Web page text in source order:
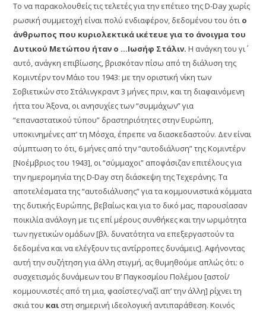
Το να παρακολουθείς τις τελετές για την επέτιεο της D-Day χωρίς
ρωσική συμμετοχή είναι πολύ ενδιαφέρον, δεδομένου του ότι ο
άνθρωπος που κυριολεκτικά ικέτευε για το άνοιγμα του
Δυτικού Mετώπου ήταν ο …Ιωσήφ Στάλιν. Η ανάγκη του γι΄
αυτό, ανάγκη επιβίωσης, βρισκόταν πίσω από τη διάλυση της
Κομιντέρν τον Μάιο του 1943: με την οριστική νίκη των
Σοβιετικών στο Στάλινγκραντ 3 μήνες πριν, και τη διαφαινόμενη
ήττα του Άξονα, οι ανησυχίες των “συμμάχων” για
“επαναστατικού τύπου” δραστηριότητες στην Ευρώπη,
υποκινημένες απ’ τη Μόσχα, έπρεπε να διασκεδαστούν. Δεν είναι
σύμπτωση το ότι, 6 μήνες από την “αυτοδιάλυση” της Κομιντέρν
[Νοέμβριος του 1943], οι “σύμμαχοι” αποφάσιζαν επιτέλους για
την ημερομηνία της D-Day στη διάσκεψη της Τεχεράνης. Τα
αποτελέσματα της “αυτοδιάλυσης” για τα κομμουνιστικά κόμματα
της δυτικής Ευρώπης, βεβαίως και για το δικό μας, παρουσίασαν
ποικιλία ανάλογη με τις επί μέρους συνθήκες και την ωριμότητα
των ηγετικών ομάδων [βλ. δυνατότητα να επεξεργαστούν τα
δεδομένα και να ελέγξουν τις αντίρροπες δυνάμεις]. Αφήνοντας
αυτή την συζήτηση για άλλη στιγμή, ας θυμηθούμε απλώς ότι: ο
συσχετισμός δυνάμεων του Β’ Παγκοσμίου Πολέμου [αστοί/
κομμουνιστές από τη μια, φασίστες/ναζί απ’ την άλλη] ρίχνει τη
σκιά του και στη σημερινή ιδεολογική αντιπαράθεση. Kοινός